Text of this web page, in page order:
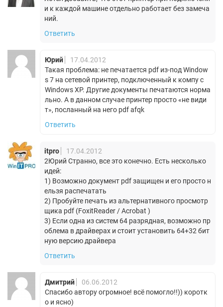
и к каждой машине отдельно работает без замеча
ний.
Ответить
Юрий
17.04.2012
Такая проблема: не печатается pdf из-под Window
s 7 на сетевой принтер, подключенный к компу с
Windows XP. Другие документы печатаются норма
льно. А в данном случае принтер просто «не види
т», посланный на него pdf afqk
Ответить
itpro
17.04.2012
2Юрий Странно, все это конечно. Есть несколько
идей:
1) Возможно документ pdf защищен и его просто н
ельзя распечатать
2) Пробуйте печать из альтернативного просмотр
щика pdf (FoxitReader / Acrobat )
3) Если одна из систем 64 разрядная, возможно пр
облема в драйверах и стоит установить 64+32 бит
ную версию драйвера
Ответить
Дмитрий
06.06.2012
Спасибо автору огромное! всё помогло!!)) коротк
о и ясно)